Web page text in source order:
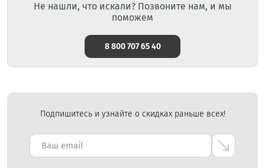
Не нашли, что искали? Позвоните нам, и мы
поможем
8 800 707 65 40
Подпишитесь и узнайте о скидках раньше всех!